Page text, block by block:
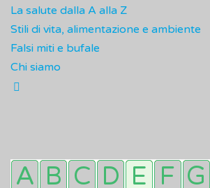
La salute dalla A alla Z
Stili di vita, alimentazione e ambiente
Falsi miti e bufale
Chi siamo